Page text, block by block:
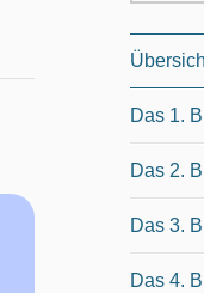
Das 1.
Das 2.
Das 3.
Das 4.